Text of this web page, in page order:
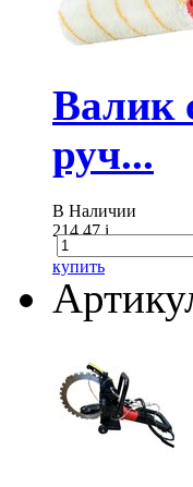
Валик
руч...
В Наличии
214.47i
купить